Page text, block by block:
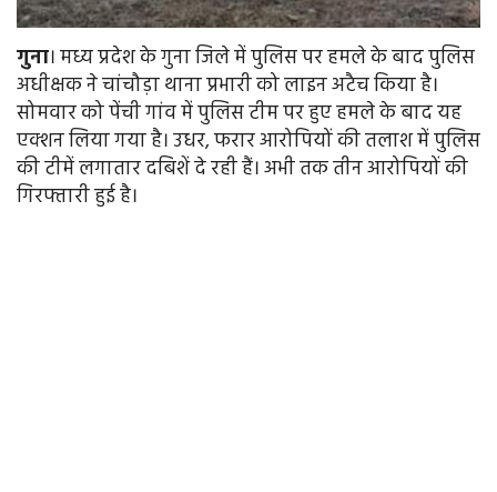
गुना। मध्य प्रदेश के गुना जिले में पुलिस पर हमले के बाद पुलिस
अधीक्षक ने चांचौड़ा थाना प्रभारी को लाइन अटैच किया है।
सोमवार को पेंची गांव में पुलिस टीम पर हुए हमले के बाद यह
एक्शन लिया गया है। उधर, फरार आरोपियों की तलाश में पुलिस
की टीमें लगातार दबिशें दे रही हैं। अभी तक तीन आरोपियों की
गिरफ्तारी हुई है।